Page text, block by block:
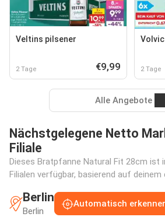
Veltins pilsener
2 Tage €9,99 2 Tage
Alle Angebote
Nächstgelegene Netto
Filiale
Dieses Bratpfanne Natural Fit 28cm ist
Filialen verfügbar, basierend auf
Berlin
Berlin
Automatisch